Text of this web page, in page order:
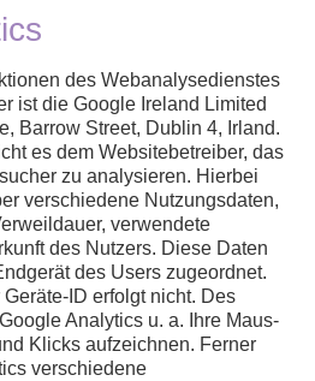
des Webanalysedienstes
ist die Google Ireland Limited
Barrow Street, Dublin 4, Irland.
es dem Websitebetreiber, das
zu analysieren. Hierbei
verschiedene Nutzungsdaten,
verwendete
des Nutzers. Diese Daten
des Users zugeordnet.
ID erfolgt nicht. Des
Analytics u. a. Ihre Maus-
Klicks aufzeichnen. Ferner
verschiedene